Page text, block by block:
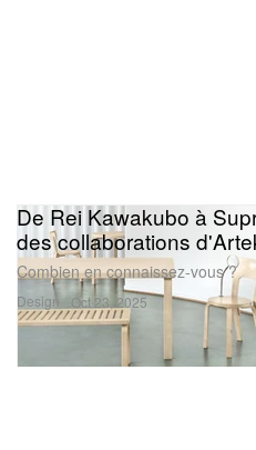
Design
De Rei Kawakubo à
des collaborations
Combien en connaissez-vous ?
Oct 23, 2025